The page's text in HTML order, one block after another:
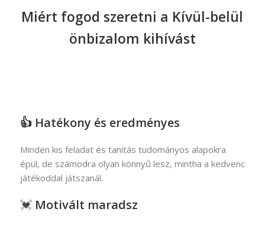
Miért fogod szeretni a Kívül-belül
önbizalom kihívást
👍 Hatékony és eredményes
Minden kis feladat és tanítás tudományos alapokra
épül, de számodra olyan könnyű lesz, mintha a kedvenc
játékoddal játszanál.
💓 Motivált maradsz